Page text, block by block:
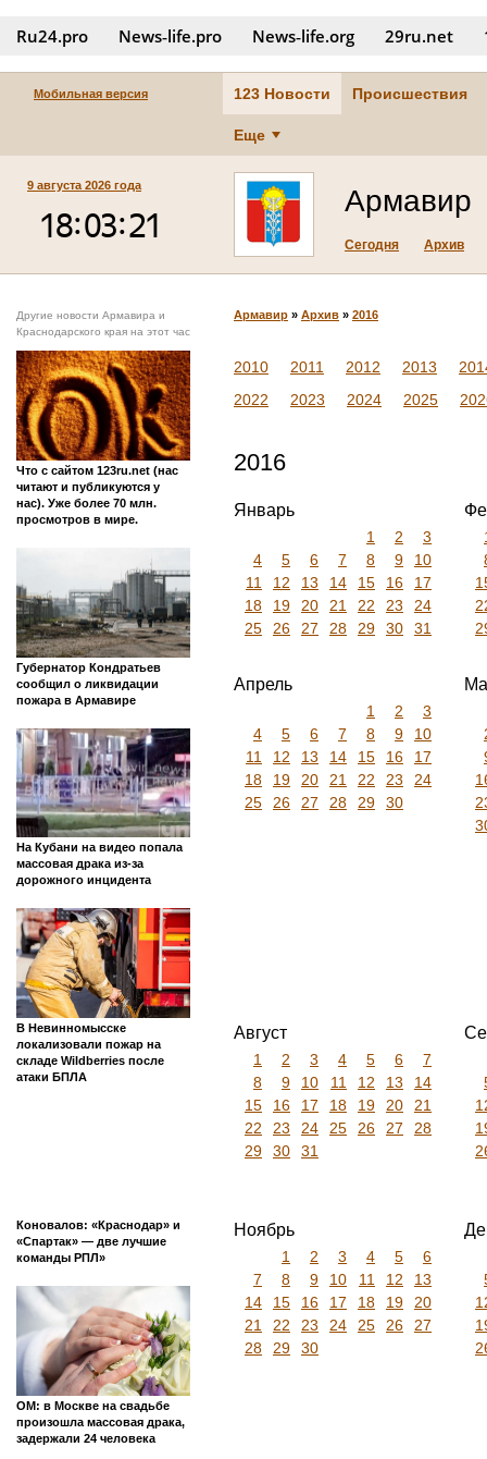
Ru24.pro News‑life.pro News‑life.org 29ru.net
Мобильная версия 123 Новости Происшествия
Еще
9 августа 2026 года Армавир
Сегодня Архив
Другие новости Армавира и
Краснодарского края на этот час
Что с сайтом 123ru.net (нас
читают и публикуются у
нас). Уже более 70 млн.
просмотров в мире.
Губернатор Кондратьев
сообщил о ликвидации
пожара в Армавире
На Кубани на видео попала
массовая драка из-за
дорожного инцидента
В Невинномысске
локализовали пожар на
складе Wildberries после
атаки БПЛА
Коновалов: «Краснодар» и
«Спартак» — две лучшие
команды РПЛ»
ОМ: в Москве на свадьбе
произошла массовая драка,
задержали 24 человека
Армавир » Архив » 2016
2010 2011 2012 2013
2022
2023 2024 2025
2016
Январь
1 2
3
4
5 6 7 8 9
10
11
12 13 14 15 16
17
18
19 20 21 22 23
24
25
26 27 28 29 30 31
Апрель
1 2
3
4
5 6 7 8 9
10
11
12 13 14 15 16
17
18
19 20 21 22 23
24
25
26 27 28 29 30
Август
1 2 3 4 5 6
7
8
9 10 11 12 13
14
15
16 17 18 19 20
21
22
23 24 25 26 27
28
29
30 31
Ноябрь
1 2 3 4 5
6
7
8 9 10 11 12
13
14
15 16 17 18 19
20
21
22 23 24 25 26
27
28
29 30